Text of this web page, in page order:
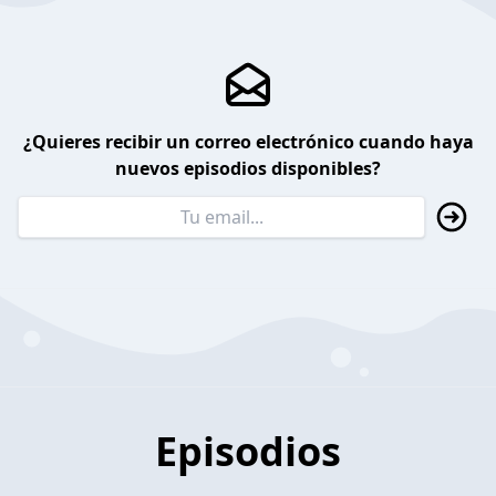
¿Quieres recibir un correo electrónico cuando haya
nuevos episodios disponibles?
Episodios